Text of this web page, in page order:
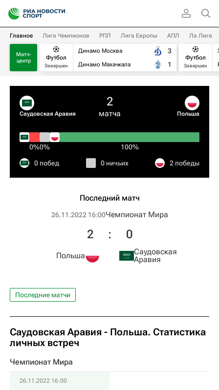
Главное Лига Чемпионов РПЛ Лига Европы АПЛ Ла Лига
Матч-
центр
Футбол
Завершен
Динамо Москва
Динамо Махачкала
3
1
Футбол
Завершен
Саудовская Аравия
2
матча Польша
0%0% 100%
0 побед 0 ничьих 2 победы
Последний матч
26.11.2022 16:00Чемпионат Мира
Польша
2 : 0
Саудовская
Аравия
Последние матчи
Саудовская Аравия - Польша. Статистика
личных встреч
Чемпионат Мира
26.11.2022 16:00